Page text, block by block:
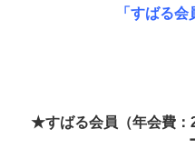
「すばる会
★すばる会員（年会費：